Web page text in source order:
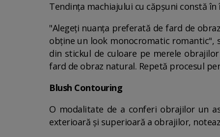
Tendința machiajului cu căpșuni constă
"Alegeți nuanța preferată de fard de
obține un look monocromatic romantic",
din stickul de culoare pe merele
fard de obraz natural. Repetă procesul
Blush Contouring
O modalitate de a conferi obrajilor un
exterioară și superioară a obrajilor,